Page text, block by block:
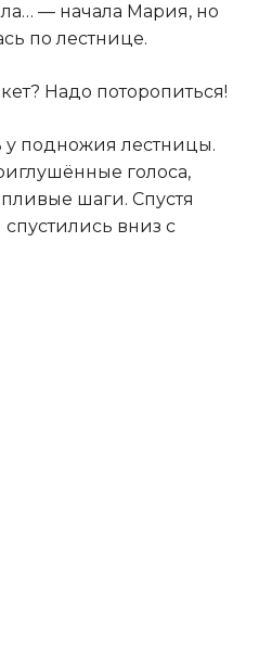
— начала Мария, но
по лестнице.
Надо поторопиться!
у подножия лестницы.
голоса,
шаги. Спустя
вниз с